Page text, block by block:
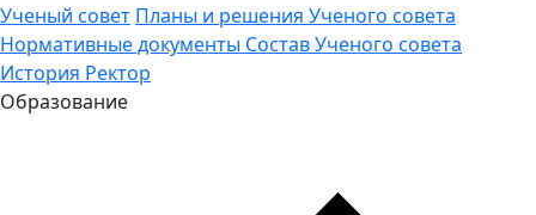
Ученый совет Планы и решения Ученого совета
Нормативные документы Состав Ученого совета
История Ректор
Образование